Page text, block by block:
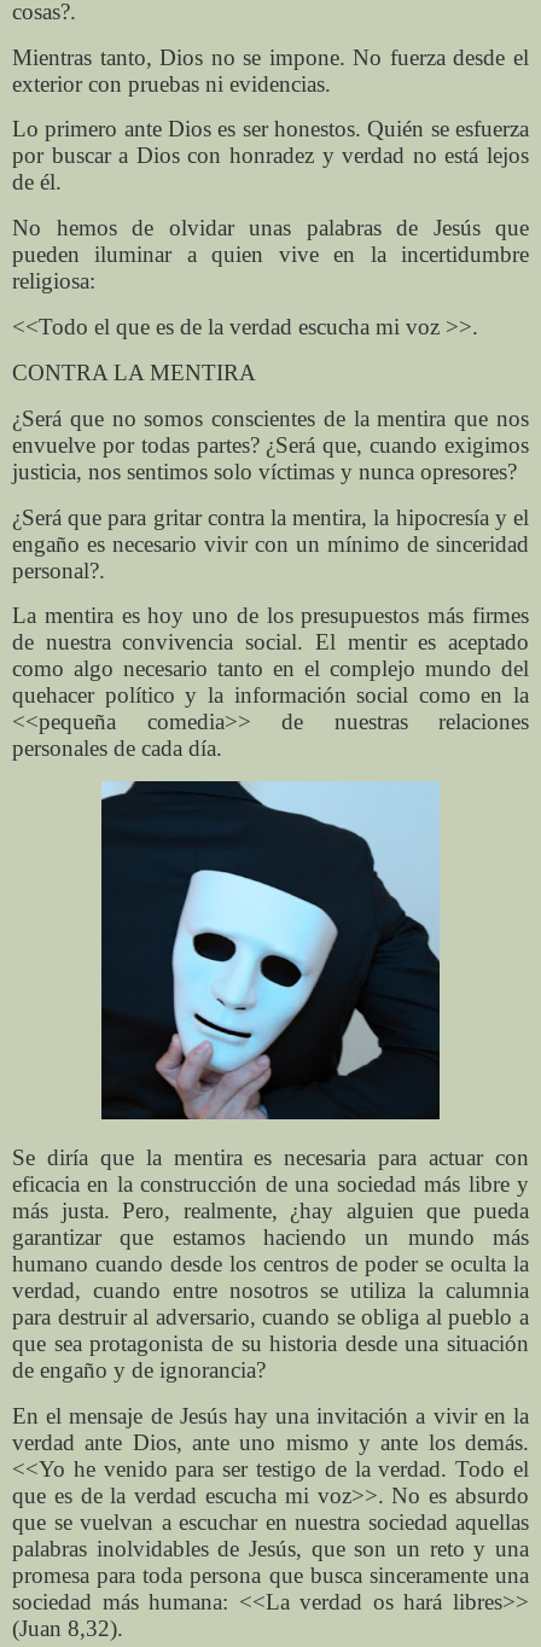
cosas?.
Mientras tanto, Dios no se impone. No fuerza desde el
exterior con pruebas ni evidencias.
Lo primero ante Dios es ser honestos. Quién se esfuerza
por buscar a Dios con honradez y verdad no está lejos
de él.
No hemos de olvidar unas palabras de Jesús que
pueden iluminar a quien vive en la incertidumbre
religiosa:
<<Todo el que es de la verdad escucha mi voz >>.
CONTRA LA MENTIRA
¿Será que no somos conscientes de la mentira que nos
envuelve por todas partes? ¿Será que, cuando exigimos
justicia, nos sentimos solo víctimas y nunca opresores?
¿Será que para gritar contra la mentira, la hipocresía y el
engaño es necesario vivir con un mínimo de sinceridad
personal?.
La mentira es hoy uno de los presupuestos más firmes
de nuestra convivencia social. El mentir es aceptado
como algo necesario tanto en el complejo mundo del
quehacer político y la información social como en la
<<pequeña comedia>> de nuestras relaciones
personales de cada día.
Se diría que la mentira es necesaria para actuar con
eficacia en la construcción de una sociedad más libre y
más justa. Pero, realmente, ¿hay alguien que pueda
garantizar que estamos haciendo un mundo más
humano cuando desde los centros de poder se oculta la
verdad, cuando entre nosotros se utiliza la calumnia
para destruir al adversario, cuando se obliga al pueblo a
que sea protagonista de su historia desde una situación
de engaño y de ignorancia?
En el mensaje de Jesús hay una invitación a vivir en la
verdad ante Dios, ante uno mismo y ante los demás.
<<Yo he venido para ser testigo de la verdad. Todo el
que es de la verdad escucha mi voz>>. No es absurdo
que se vuelvan a escuchar en nuestra sociedad aquellas
palabras inolvidables de Jesús, que son un reto y una
promesa para toda persona que busca sinceramente una
sociedad más humana: <<La verdad os hará libres>>
(Juan 8,32).